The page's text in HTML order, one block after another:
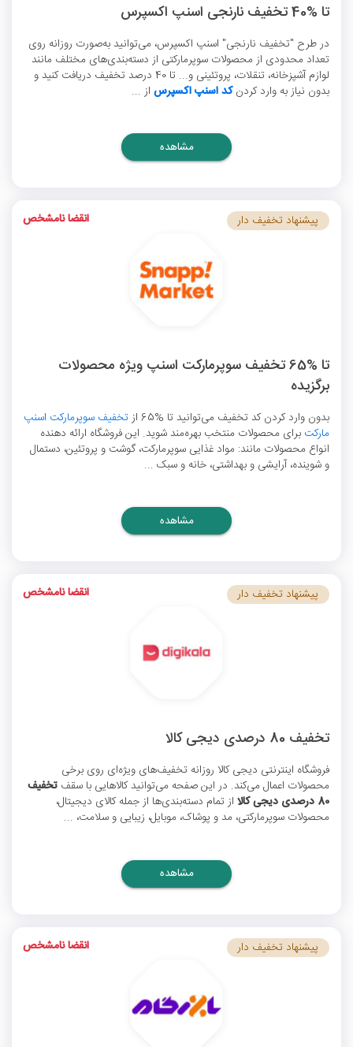
تا %40 تخفیف نارنجی اسنپ اکسپرس
در طرح "تخفیف نارنجی" اسنپ اکسپرس، می‌توانید به‌صورت روزانه روی
تعداد محدودی از محصولات سوپرمارکتی از دسته‌بندی‌های مختلف مانند
لوازم آشپزخانه، تنقلات، پروتئینی و... تا 40 درصد تخفیف دریافت کنید و
بدون نیاز به وارد کردنکد اسنپ اکسپرس از ...
مشاهده
تا %65 تخفیف سوپرمارکت اسنپ ویژه محصولات
برگزیده
بدون وارد کردن کد تخفیف می‌توانید تا %65 از
تخفیف سوپرمارکت اسنپ
مارکت برای محصولات منتخب بهره‌مند شوید. این فروشگاه ارائه دهنده
انواع محصولات مانند: مواد غذایی سوپرمارکت، گوشت و پروتئین، دستمال
و شوینده، آرایشی و بهداشتی، خانه و سبک ...
پیشنهاد تخفیف دار انقضا نامشخص
مشاهده
تخفیف 80 درصدی دیجی کالا
فروشگاه اینترنتی دیجی کالا روزانه تخفیف‌های ویژه‌ای روی برخی
محصولات اعمال می‌کند. در این صفحه می‌توانید کالاهایی با سقف تخفیف
80 درصدی دیجی کالا
از تمام دسته‌بندی‌ها از جمله کالای دیجیتال،
محصولات سوپرمارکتی، مد و پوشاک، موبایل، زیبایی و سلامت، ...
پیشنهاد تخفیف دار انقضا نامشخص
مشاهده
پیشنهاد تخفیف دار انقضا نامشخص